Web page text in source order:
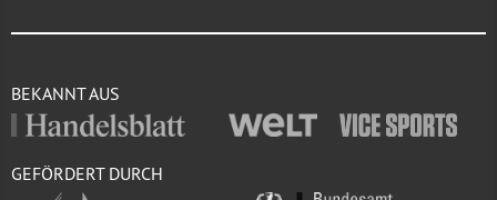
BEKANNT AUS
GEFÖRDERT DURCH